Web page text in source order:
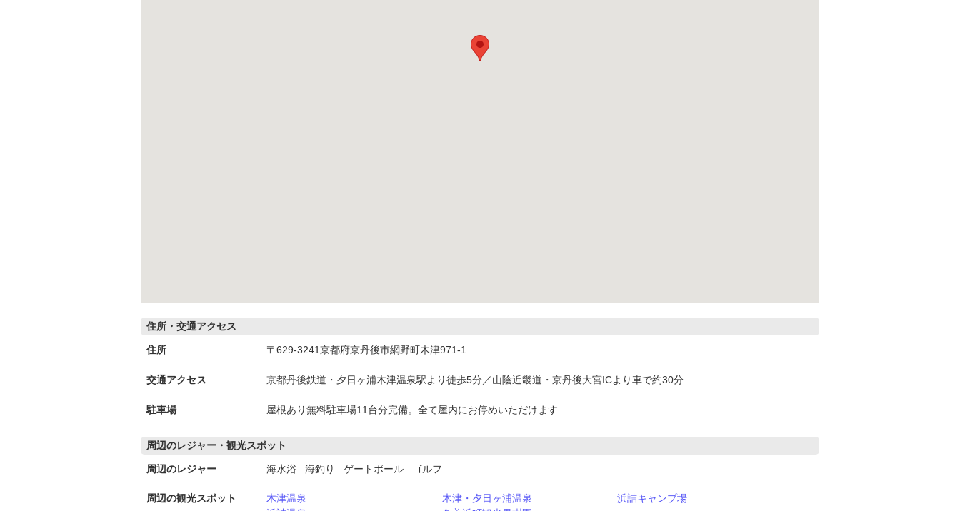
住所・交通アクセス
住所 〒629-3241京都府京丹後市網野町木津971-1
交通アクセス 京都丹後鉄道・夕日ヶ浦木津温泉駅より徒歩5分／山陰近畿道・京丹後大宮ICより車で約30分
駐車場 屋根あり無料駐車場11台分完備。全て屋内にお停めいただけます
周辺のレジャー・観光スポット
周辺のレジャー 海水浴 海釣り ゲートボール ゴルフ
周辺の観光スポット 木津温泉 木津・夕日ヶ浦温泉
浜詰キャンプ場